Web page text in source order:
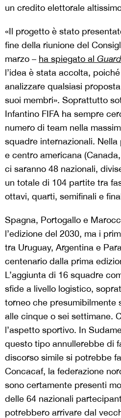
un credito elettorale
«Il progetto è stato
fine della riunione del
marzo – ha spiegato al
l’idea è stata accolta,
analizzare qualsiasi
suoi membri». Soprattutto
Infantino FIFA ha sempre
numero di team nella
squadre internazionali.
e centro americana
ci saranno 48 nazionali,
un totale di 104 partite tra
ottavi, quarti, semifinali e
Spagna, Portogallo e
l’edizione del 2030, ma i
tra Uruguay, Argentina e
centenario dalla prima
L’aggiunta di 16 squadre
sfide a livello logistico,
torneo che presumibilmente
alle cinque o sei settimane.
l’aspetto sportivo. In
questo tipo annullerebbe di
discorso simile si potrebbe
Concacaf, la federazione
sono certamente presenti
delle 64 nazionali
potrebbero arrivare dal